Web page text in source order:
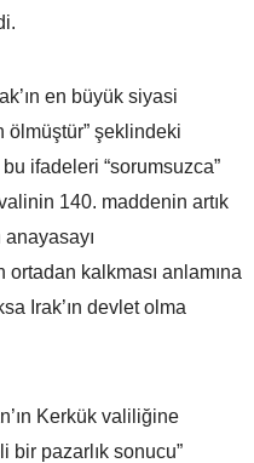
en büyük siyasi
ölmüştür” şeklindeki
ifadeleri “sorumsuzca”
140. maddenin artık
kalkması anlamına
Irak’ın devlet olma
Kerkük valiliğine
bir pazarlık sonucu”